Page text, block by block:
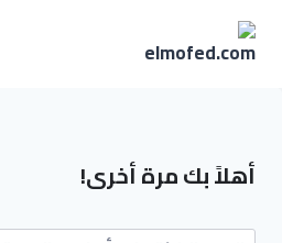
أهلاً بك مرة أخرى!